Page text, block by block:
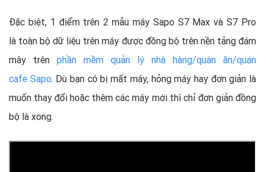
Đặc biệt, 1 điểm trên 2 mẫu máy Sapo S7 Max và S7 Pro
là toàn bộ dữ liệu trên máy được đồng bộ trên nền tảng đám
mây trên phần mềm quản lý nhà hàng/quán ăn/quán
cafe Sapo. Dù bạn có bị mất máy, hỏng máy hay đơn giản là
muốn thay đổi hoặc thêm các máy mới thì chỉ đơn giản đồng
bộ là xong.